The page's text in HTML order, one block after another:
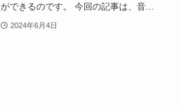
ができるのです。 今回の記事は、音...
2024年6月4日